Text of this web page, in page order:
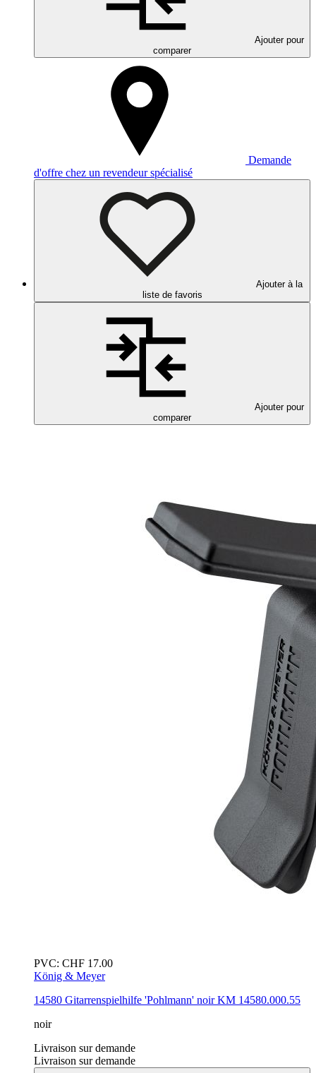
Ajouter pour
comparer
Demande
d'offre chez un revendeur spécialisé
Ajouter à la
liste de favoris
Ajouter pour
comparer
PVC: CHF 17.00
König & Meyer
14580 Gitarrenspielhilfe 'Pohlmann' noirKM 14580.000.55
noir
Livraison sur demande
Livraison sur demande